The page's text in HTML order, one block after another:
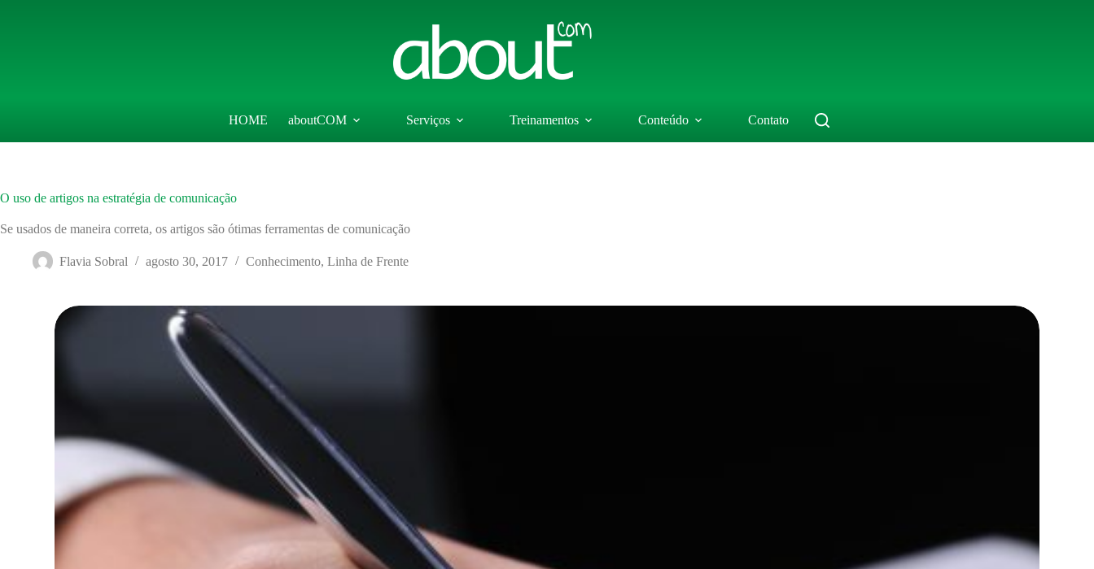
HOME aboutCOM Serviços Treinamentos Conteúdo Contato
O uso de artigos na estratégia de comunicação
Se usados de maneira correta, os artigos são ótimas ferramentas de comunicação
Flavia Sobral agosto 30, 2017 Conhecimento, Linha de Frente